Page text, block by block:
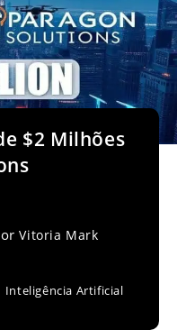
$2 Milhões
Vitoria Mark
Inteligência Artificial